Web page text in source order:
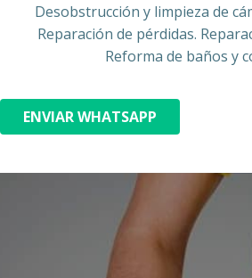
Desobstrucción y limpieza de
Reparación de pérdidas.
Reforma de baños y
ENVIAR WHATSAPP